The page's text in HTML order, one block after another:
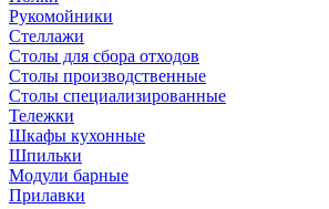
Рукомойники
Стеллажи
Столы для сбора отходов
Столы производственные
Столы специализированные
Тележки
Шкафы кухонные
Шпильки
Модули барные
Прилавки